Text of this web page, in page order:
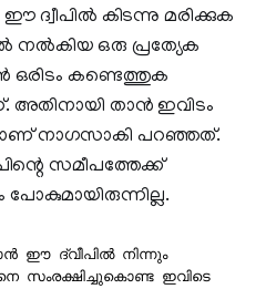
ദ്വീപില്‍ കിടന്നു മരിക്കുക
നല്‍കിയ ഒരു പ്രത്യേക
ഒരിടം കണ്ടെത്തുക
അതിനായി താന്‍ ഇവിടം
നാഗസാകി പറഞ്ഞത്.
സമീപത്തേക്ക്
പോകുമായിരുന്നില്ല.
ഈ ദ്വീപില്‍ നിന്നും
സംരക്ഷിച്ചുകൊണ്ട ഇവിടെ